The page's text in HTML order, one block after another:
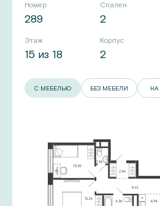
Номер
289
Спален
2
Этаж
15 из 18
Корпус
2
С МЕБЕЛЬЮ БЕЗ МЕБЕЛИ НА